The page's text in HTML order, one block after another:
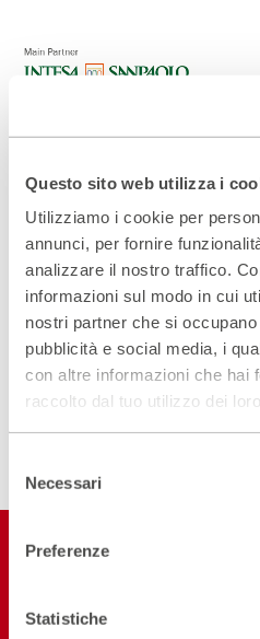
Questo sito web utilizza i
Utilizziamo i cookie per
annunci, per fornire
analizzare il nostro traffico.
informazioni sul modo in cui
nostri partner che si
pubblicità e social media, i
con altre informazioni che hai
raccolto dal tuo utilizzo dei
del
consenso
Necessari
Preferenze
Statistiche
Scopri gli spazi del Parenti
ACCEDI AL VIRTUAL TOUR
Scopri un luogo unico
DIVENTA PARTNER
Restiamo in